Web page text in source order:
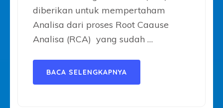
diberikan untuk mempertaham
Analisa dari proses Root Caause
Analisa (RCA) yang sudah …
BACA SELENGKAPNYA